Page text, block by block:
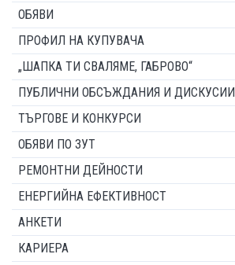
ОБЯВИ
ПРОФИЛ НА КУПУВАЧА
„ШАПКА ТИ СВАЛЯМЕ, ГАБРОВО“
ПУБЛИЧНИ ОБСЪЖДАНИЯ И ДИСКУСИИ
ТЪРГОВЕ И КОНКУРСИ
ОБЯВИ ПО ЗУТ
РЕМОНТНИ ДЕЙНОСТИ
ЕНЕРГИЙНА ЕФЕКТИВНОСТ
АНКЕТИ
КАРИЕРА